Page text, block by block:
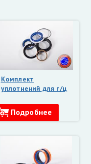
Комплект
уплотнений для г/ц
ВЕЛМАШ
Подробнее